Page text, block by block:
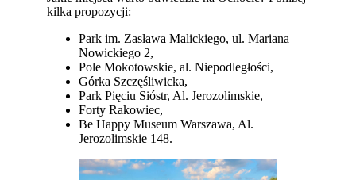
kilka propozycji:
Park im. Zasława Malickiego, ul. Mariana
Nowickiego 2,
Pole Mokotowskie, al. Niepodległości,
Górka Szczęśliwicka,
Park Pięciu Sióstr, Al. Jerozolimskie,
Forty Rakowiec,
Be Happy Museum Warszawa, Al.
Jerozolimskie 148.